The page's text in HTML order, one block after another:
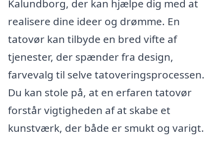
Kalundborg, der kan hjælpe dig med at
realisere dine ideer og drømme. En
tatovør kan tilbyde en bred vifte af
tjenester, der spænder fra design,
farvevalg til selve tatoveringsprocessen.
Du kan stole på, at en erfaren tatovør
forstår vigtigheden af at skabe et
kunstværk, der både er smukt og varigt.